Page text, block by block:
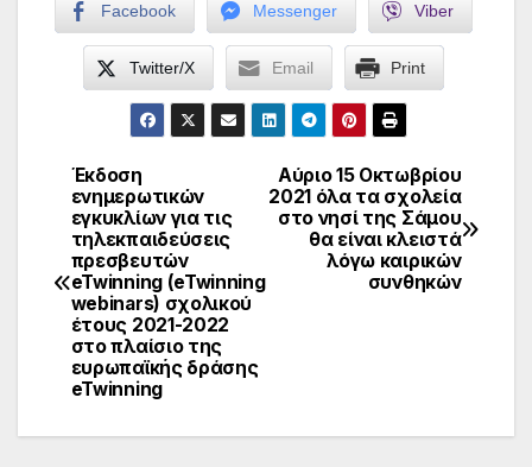
Facebook Messenger Viber
Twitter/X Email Print
Πλοήγηση
άρθρων
Αύριο 15 Οκτωβρίου
2021 όλα τα σχολεία
στο νησί της Σάμου
θα είναι κλειστά
λόγω καιρικών
συνθηκών
Έκδοση
ενημερωτικών
εγκυκλίων για τις
τηλεκπαιδεύσεις
πρεσβευτών
eTwinning (eTwinning
webinars) σχολικού
έτους 2021-2022
στο πλαίσιο της
ευρωπαϊκής δράσης
eTwinning